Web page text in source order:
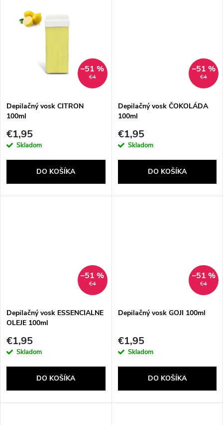
v
€4
–51 %
Depilačný vosk CITRON
100ml
€1,95
Skladom
DO KOŠÍKA
€4
–51 %
Depilačný vosk ČOKOLÁDA
100ml
€1,95
Skladom
DO KOŠÍKA
€4
–51 %
Depilačný vosk ESSENCIALNE
OLEJE 100ml
€1,95
Skladom
DO KOŠÍKA
€4
–51 %
Depilačný vosk GOJI 100ml
€1,95
Skladom
DO KOŠÍKA